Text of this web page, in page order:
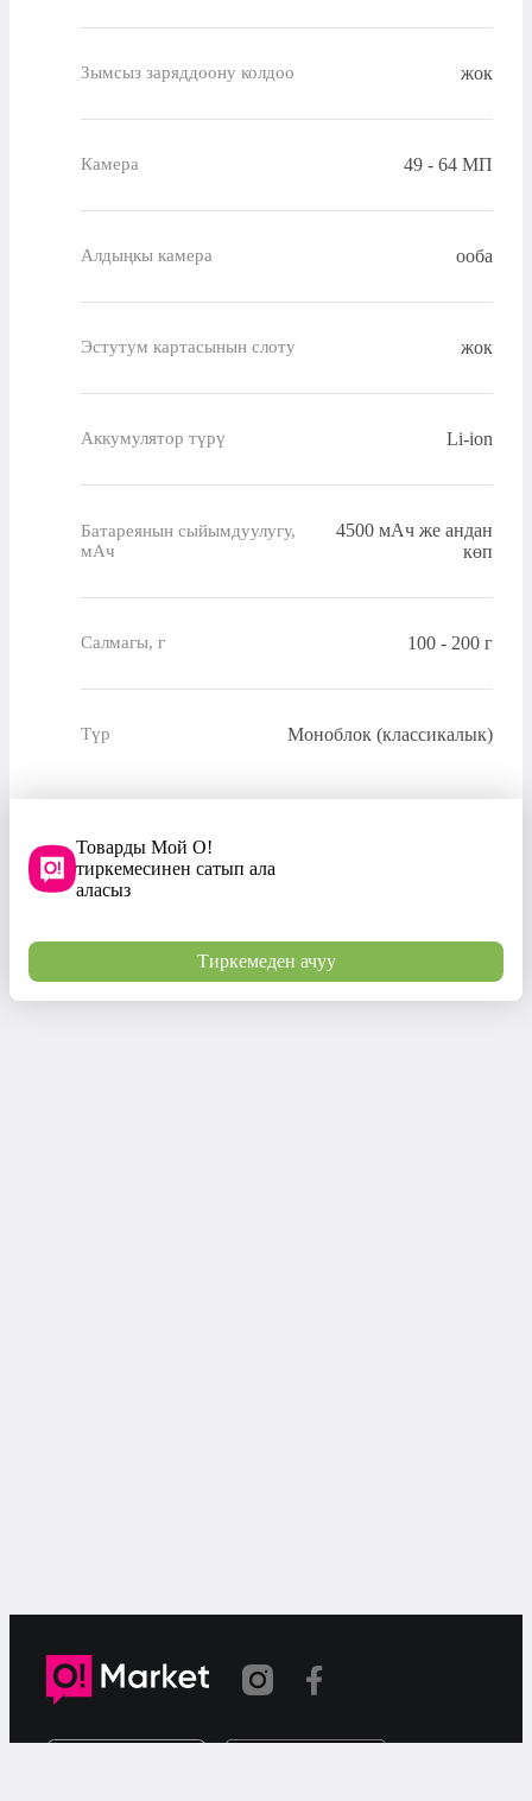
Зымсыз заряддоону колдоо жок
Камера 49 - 64 МП
Алдыңкы камера ооба
Эстутум картасынын слоту жок
Аккумулятор түрү Li-ion
Батареянын сыйымдуулугу,
мАч
4500 мАч же андан
көп
Салмагы, г 100 - 200 г
Түр Моноблок (классикалык)
Товарды Мой О!
тиркемесинен сатып ала
аласыз
Тиркемеден ачуу